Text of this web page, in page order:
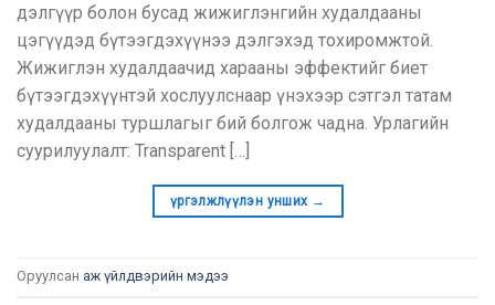
дэлгүүр болон бусад жижиглэнгийн худалдааны
цэгүүдэд бүтээгдэхүүнээ дэлгэхэд тохиромжтой.
Жижиглэн худалдаачид харааны эффектийг биет
бүтээгдэхүүнтэй хослуулснаар үнэхээр сэтгэл татам
худалдааны туршлагыг бий болгож чадна. Урлагийн
суурилуулалт: Transparent […]
үргэлжлүүлэн унших →
Оруулсан аж үйлдвэрийн мэдээ